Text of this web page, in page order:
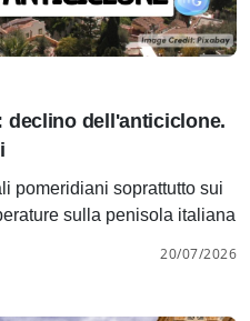
declino dell'anticiclone.
pomeridiani soprattutto sui
sulla penisola italiana
20/07/2026